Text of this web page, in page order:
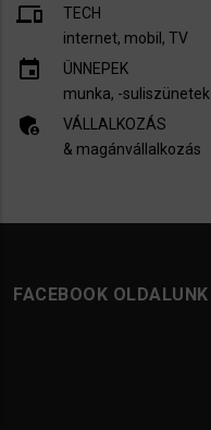
devices
TECH
internet, mobil, TV​
insert_invitation
ÜNNEPEK
munka, -suliszünetek
admin_panel_settings
VÁLLALKOZÁS
& magánvállalkozás
FACEBOOK OLDALUNK